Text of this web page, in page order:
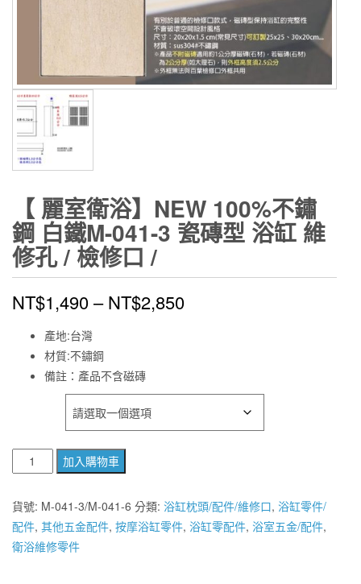
【 麗室衛浴】NEW 100%不鏽
鋼 白鐵M-041-3 瓷磚型 浴缸 維
修孔 / 檢修口 /
NT$1,490–NT$2,850
產地:台灣
材質:不鏽鋼
備註：產品不含磁磚
麗
室
衛
浴】
NEW
加入購物車
貨號: M-041-3/M-041-6 分類: 浴缸枕頭/配件/維修口, 浴缸零件/
配件, 其他五金配件, 按摩浴缸零件, 浴缸零配件, 浴室五金/配件,
衛浴維修零件